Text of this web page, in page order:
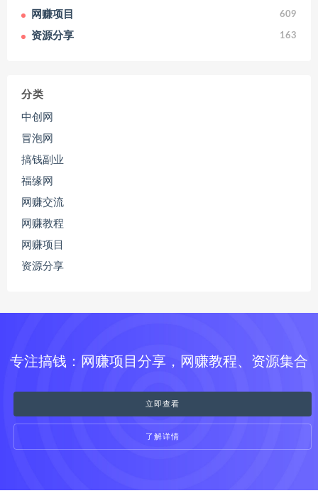
网赚项目 609
资源分享 163
分类
中创网
冒泡网
搞钱副业
福缘网
网赚交流
网赚教程
网赚项目
资源分享
专注搞钱：网赚项目分享，网赚教程、资源集合
立即查看
了解详情